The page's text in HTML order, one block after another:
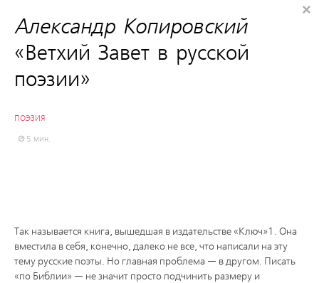
Александр Копировский:
«Ветхий Завет в русской
поэзии»
ПОЭЗИЯ
5 мин.
Так называется книга, вышедшая в издательстве «Ключ»1. Она
вместила в себя, конечно, далеко не все, что написали на эту
тему русские поэты. Но главная проблема — в другом. Писать
«по Библии» — не значит просто подчинить размеру и
×